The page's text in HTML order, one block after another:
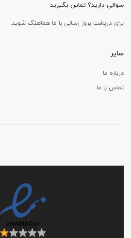
سوالی دارید؟ تماس بگیرید
برای دریافت بروز رسانی با ما هماهنگ شوید.
سایر
درباره ما
تماس با ما